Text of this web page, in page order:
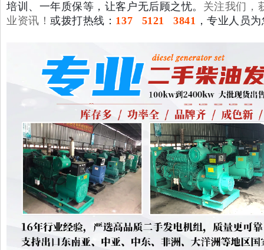
培训、一年质保等，让客户无后顾之忧。 关注我们，
业资讯！或拨打热线： 137 5121 3841 ，专业人员